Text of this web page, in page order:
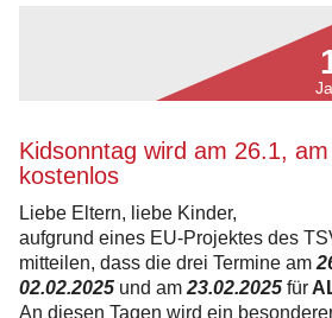
Kidsonntag wird am 26.1,
kostenlos
Liebe Eltern, liebe Kinder,
aufgrund eines EU-Projektes des
mitteilen, dass die drei Termine am
02.02.2025 und am 23.02.2025 für
An diesen Tagen wird ein